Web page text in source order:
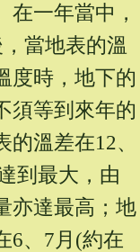
在一年當中，
當地表的溫
度時，地下的
須等到來年的
溫差在12、
到最大，由
亦達最高；地
6、7月(約在